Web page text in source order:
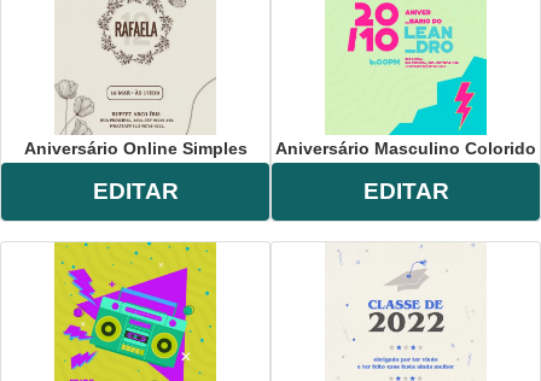
Aniversário Online Simples
EDITAR
Aniversário Masculino Colorido
EDITAR